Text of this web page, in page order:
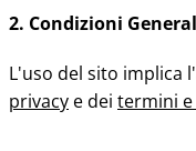
2. Condizioni
L'uso del sito implica
privacy e dei termini